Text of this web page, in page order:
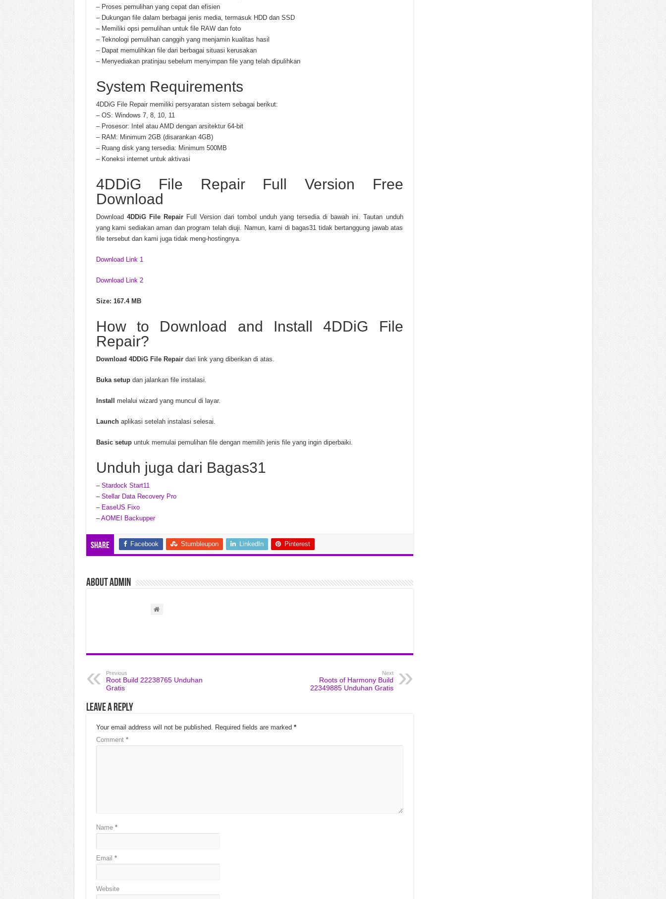
– Proses pemulihan yang cepat dan efisien
– Dukungan file dalam berbagai jenis media, termasuk HDD dan SSD
– Memiliki opsi pemulihan untuk file RAW dan foto
– Teknologi pemulihan canggih yang menjamin kualitas hasil
– Dapat memulihkan file dari berbagai situasi kerusakan
– Menyediakan pratinjau sebelum menyimpan file yang telah dipulihkan
System Requirements
4DDiG File Repair memiliki persyaratan sistem sebagai berikut:
– OS: Windows 7, 8, 10, 11
– Prosesor: Intel atau AMD dengan arsitektur 64-bit
– RAM: Minimum 2GB (disarankan 4GB)
– Ruang disk yang tersedia: Minimum 500MB
– Koneksi internet untuk aktivasi
4DDiG File Repair Full Version Free
Download
Download 4DDiG File RepairFull Version dari tombol unduh yang tersedia di bawah ini. Tautan unduh
yang kami sediakan aman dan program telah diuji. Namun, kami di bagas31 tidak bertanggung jawab atas
file tersebut dan kami juga tidak meng-hostingnya.
Download Link 1
Download Link 2
Size: 167.4 MB
How to Download and Install 4DDiG File
Repair?
Download 4DDiG File Repairdari link yang diberikan di atas.
Buka setupdan jalankan file instalasi.
Install melalui wizard yang muncul di layar.
Launchaplikasi setelah instalasi selesai.
Basic setupuntuk memulai pemulihan file dengan memilih jenis file yang ingin diperbaiki.
Unduh juga dari Bagas31
– Stardock Start11
– Stellar Data Recovery Pro
– EaseUS Fixo
–AOMEI Backupper
Share Facebook Stumbleupon LinkedIn Pinterest
About admin
Previous
Root Build 22238765 Unduhan
Gratis
Next
Roots of Harmony Build
22349885 Unduhan Gratis
Leave a Reply
Your email address will not be published. Required fields are marked *
Comment *
Name *
Email *
Website